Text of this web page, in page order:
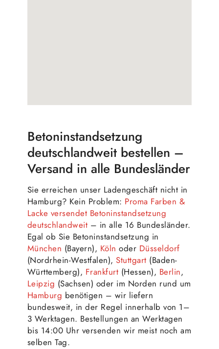
Betoninstandsetzung
deutschlandweit bestellen –
Versand in alle Bundesländer
Sie erreichen unser Ladengeschäft nicht in
Hamburg? Kein Problem: Proma Farben &
Lacke versendet Betoninstandsetzung
deutschlandweit – in alle 16 Bundesländer.
Egal ob Sie Betoninstandsetzung in
München (Bayern), Köln oder Düsseldorf
(Nordrhein-Westfalen),Stuttgart (Baden-
Württemberg), Frankfurt (Hessen), Berlin,
Leipzig (Sachsen) oder im Norden rund um
Hamburg benötigen – wir liefern
bundesweit, in der Regel innerhalb von 1–
3 Werktagen. Bestellungen an Werktagen
bis 14:00 Uhr versenden wir meist noch am
selben Tag.